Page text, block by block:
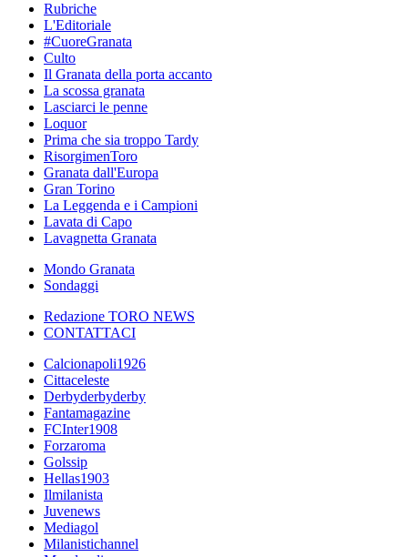
Rubriche
L'Editoriale
#CuoreGranata
Culto
Il Granata della porta accanto
La scossa granata
Lasciarci le penne
Loquor
Prima che sia troppo Tardy
RisorgimenToro
Granata dall'Europa
Gran Torino
La Leggenda e i Campioni
Lavata di Capo
Lavagnetta Granata
Mondo Granata
Sondaggi
Redazione TORO NEWS
CONTATTACI
Calcionapoli1926
Cittaceleste
Derbyderbyderby
Fantamagazine
FCInter1908
Forzaroma
Golssip
Hellas1903
Ilmilanista
Juvenews
Mediagol
Milanistichannel